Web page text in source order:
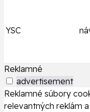
YSC
Reklamné
advertisement
Reklamné súbory
relevantných reklám